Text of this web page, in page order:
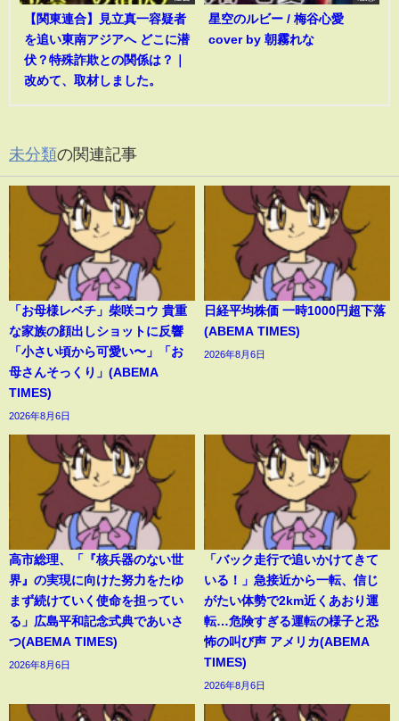
【関東連合】見立真一容疑者
を追い東南アジアへ どこに潜
伏？特殊詐欺との関係は？｜
改めて、取材しました。
星空のルビー / 梅谷心愛
cover by 朝霧れな
未分類の関連記事
「お母様レベチ」柴咲コウ 貴重
な家族の顔出しショットに反響
「小さい頃から可愛い〜」「お
母さんそっくり」(ABEMA
TIMES)
2026年8月6日
日経平均株価 一時1000円超下落
(ABEMA TIMES)
2026年8月6日
高市総理、「『核兵器のない世
界』の実現に向けた努力をたゆ
まず続けていく使命を担ってい
る」広島平和記念式典であいさ
つ(ABEMA TIMES)
2026年8月6日
「バック走行で追いかけてきて
いる！」急接近から一転、信じ
がたい体勢で2km近くあおり運
転…危険すぎる運転の様子と恐
怖の叫び声 アメリカ(ABEMA
TIMES)
2026年8月6日